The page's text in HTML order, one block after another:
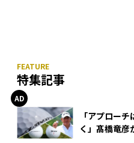
特集記事
「アプロー
く」髙橋竜彦